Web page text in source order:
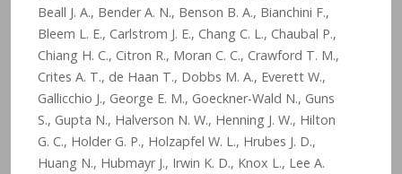
Beall J. A., Bender A. N., Benson B. A., Bianchini F.,
Bleem L. E., Carlstrom J. E., Chang C. L., Chaubal P.,
Chiang H. C., Citron R., Moran C. C., Crawford T. M.,
Crites A. T., de Haan T., Dobbs M. A., Everett W.,
Gallicchio J., George E. M., Goeckner-Wald N., Guns
S., Gupta N., Halverson N. W., Henning J. W., Hilton
G. C., Holder G. P., Holzapfel W. L., Hrubes J. D.,
Huang N., Hubmayr J., Irwin K. D., Knox L., Lee A.